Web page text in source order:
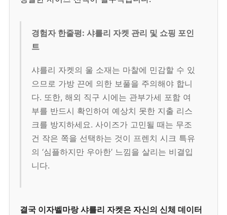
경험자 한줄평: 샤를리 자켓 관리 및 쇼핑 포인
트
샤를리 자켓의 울 소재는 마찰에 민감할 수 있
으므로 가방 끈에 의한 보풀을 주의해야 합니
다. 또한, 해외 직구 시에는 관부가세 포함 여
부를 반드시 확인하여 예상치 못한 지출 리스
크를 방지하세요. 사이즈가 고민될 때는 무조
건 작은 쪽을 선택하는 것이 프렌치 시크 특유
의 ‘심플하지만 우아한’ 느낌을 살리는 비결입
니다.
결국 이자벨마랑 샤를리 자켓은 자신의 신체 데이터